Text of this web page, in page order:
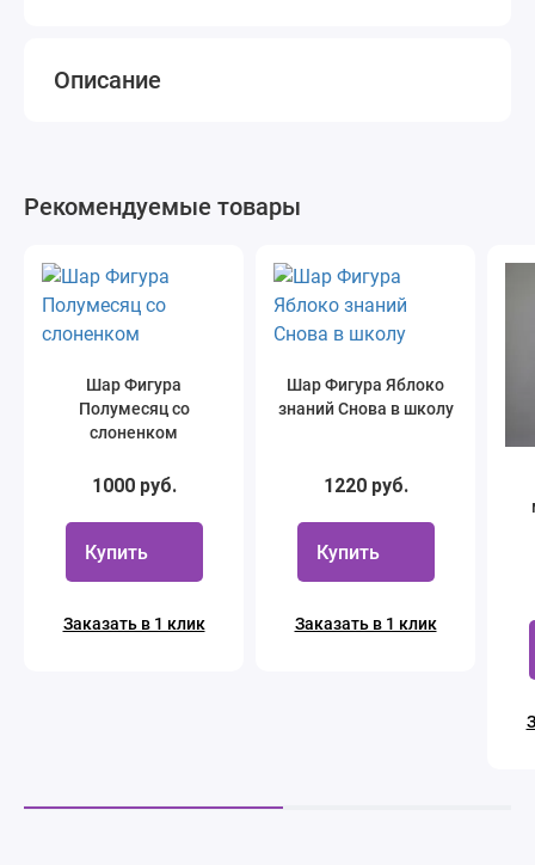
Описание
Рекомендуемые товары
Шар Фигура
Полумесяц со
слоненком
1000 руб.
Купить
Заказать в 1 клик
Шар Фигура Яблоко
знаний Снова в школу
1220 руб.
Купить
Заказать в 1 клик